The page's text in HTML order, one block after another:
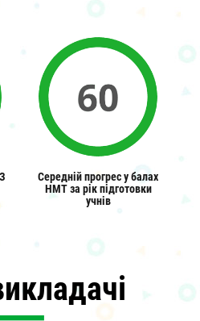
Середній прогрес у балах
НМТ за рік підготовки
учнів